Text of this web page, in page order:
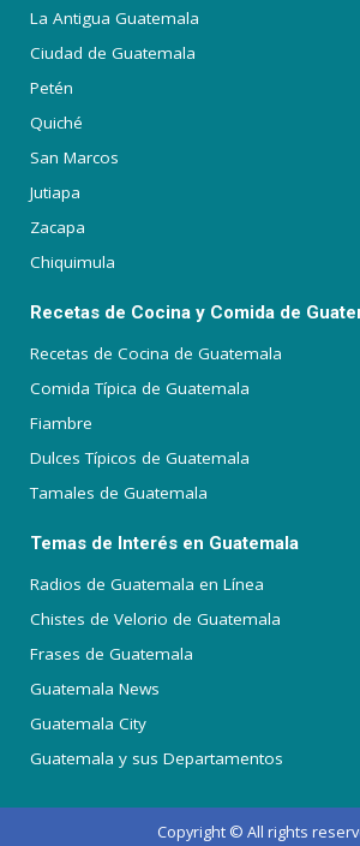
La Antigua Guatemala
Ciudad de Guatemala
Petén
Quiché
San Marcos
Jutiapa
Zacapa
Chiquimula
Recetas de Cocina y Comida de
Recetas de Cocina de Guatemala
Comida Típica de Guatemala
Fiambre
Dulces Típicos de Guatemala
Tamales de Guatemala
Temas de Interés en Guatemala
Radios de Guatemala en Línea
Chistes de Velorio de Guatemala
Frases de Guatemala
Guatemala News
Guatemala City
Guatemala y sus Departamentos
Copyright © All rights